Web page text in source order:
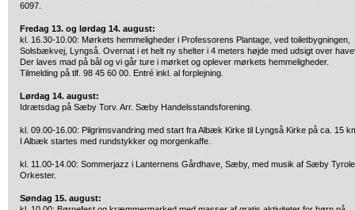
6097.
Fredag 13. og lørdag 14. august:
kl. 16.30-10.00: Mørkets hemmeligheder i Professorens Plantage, ved toiletbygningen,
Solsbækvej, Lyngså. Overnat i et helt ny shelter i 4 meters højde med udsigt over
Der laves mad på bål og vi går ture i mørket og oplever mørkets hemmeligheder.
Tilmelding på tlf. 98 45 60 00. Entré inkl. al forplejning.
Lørdag 14. august:
Idrætsdag på Sæby Torv. Arr. Sæby Handelsstandsforening.
kl. 09.00-16.00: Pilgrimsvandring med start fra Albæk Kirke til Lyngså Kirke på ca. 15
I Albæk startes med rundstykker og morgenkaffe.
kl. 11.00-14.00: Sommerjazz i Lanternens Gårdhave, Sæby, med musik af Sæby
Orkester.
Søndag 15. august: